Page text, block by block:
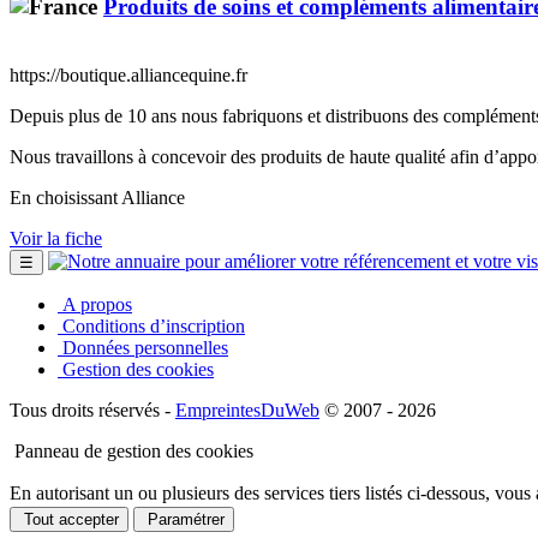
Produits de soins et compléments
https://boutique.alliancequine.fr
Depuis plus de 10 ans nous fabriquons et distribuons des
Nous travaillons à concevoir des produits de haute qualité afin
En choisissant Alliance
Voir la fiche
☰
A propos
Conditions d’inscription
Données personnelles
Gestion des cookies
Tous droits réservés - EmpreintesDuWeb © 2007 - 2026
Panneau de gestion des cookies
En autorisant un ou plusieurs des services tiers listés ci-dessous,
Tout accepter Paramétrer